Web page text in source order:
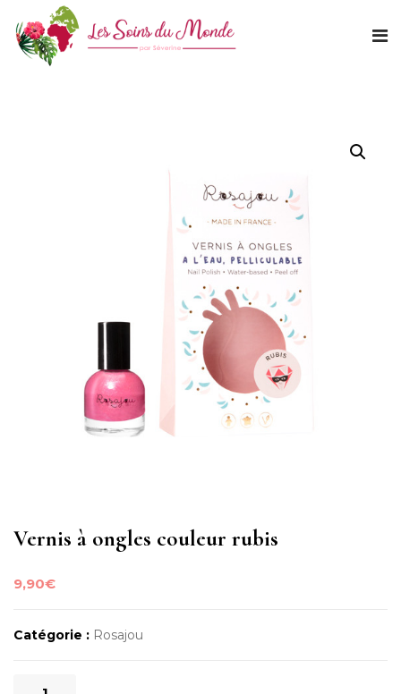
Vernis à ongles couleur rubis
9,90€
Catégorie : Rosajou
quantité